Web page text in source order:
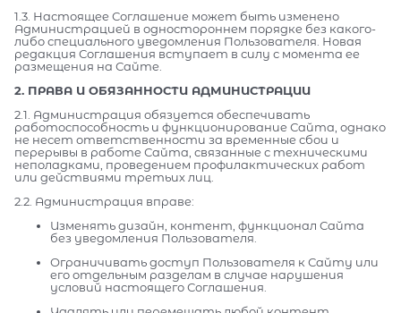
1.3. Настоящее Соглашение может быть изменено
Администрацией в одностороннем порядке без какого-
либо специального уведомления Пользователя. Новая
редакция Соглашения вступает в силу с момента ее
размещения на Сайте.
2. ПРАВА И ОБЯЗАННОСТИ АДМИНИСТРАЦИИ
2.1. Администрация обязуется обеспечивать
работоспособность и функционирование Сайта, однако
не несет ответственности за временные сбои и
перерывы в работе Сайта, связанные с техническими
неполадками, проведением профилактических работ
или действиями третьих лиц.
2.2. Администрация вправе:
Изменять дизайн, контент, функционал Сайта
без уведомления Пользователя.
Ограничивать доступ Пользователя к Сайту или
его отдельным разделам в случае нарушения
условий настоящего Соглашения.